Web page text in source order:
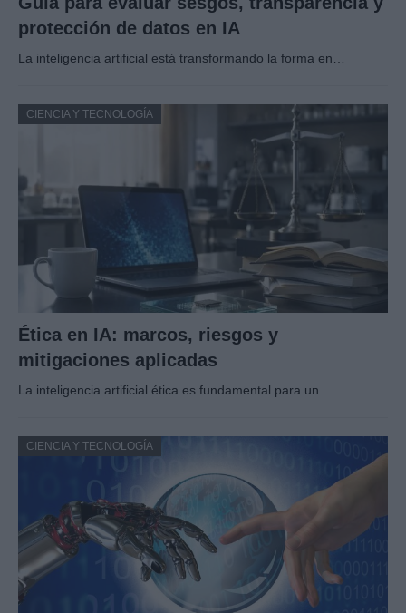
protección de datos en IA
La inteligencia artificial está transformando la forma en…
CIENCIA Y TECNOLOGÍA
Ética en IA: marcos, riesgos y
mitigaciones aplicadas
La inteligencia artificial ética es fundamental para un…
CIENCIA Y TECNOLOGÍA